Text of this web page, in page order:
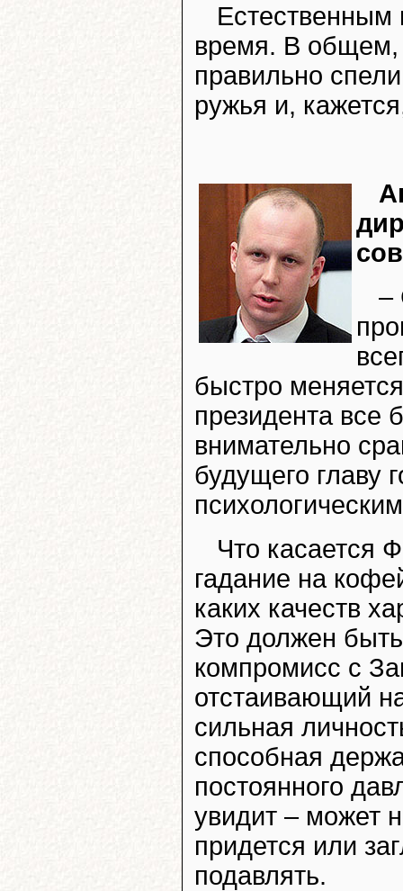
Естественным
время. В общем,
правильно
ружья и,
–
быстро
президента все
внимательно
будущего главу
Что касается
гадание на
каких качеств
Это должен
компромисс с
отстаивающий
сильная
способная
постоянного
увидит – может
придется или
подавлять.